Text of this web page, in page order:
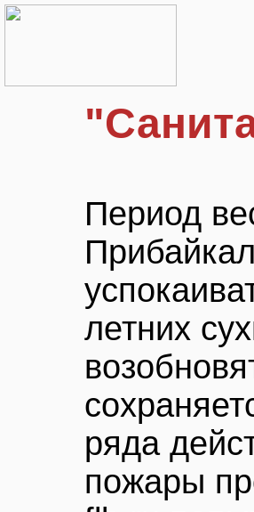
Период
летних
ряда
пожары